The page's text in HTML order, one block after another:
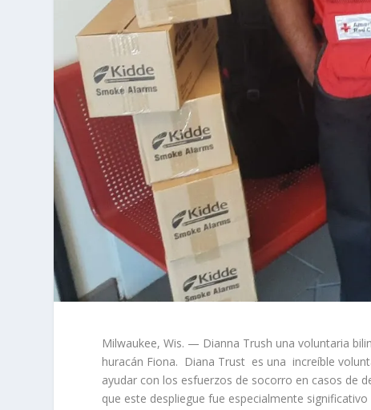
Milwaukee, Wis. — Dianna Trush una voluntaria
huracán Fiona. Diana Trust es una increíble
ayudar con los esfuerzos de socorro en casos de
que este despliegue fue especialmente significativo